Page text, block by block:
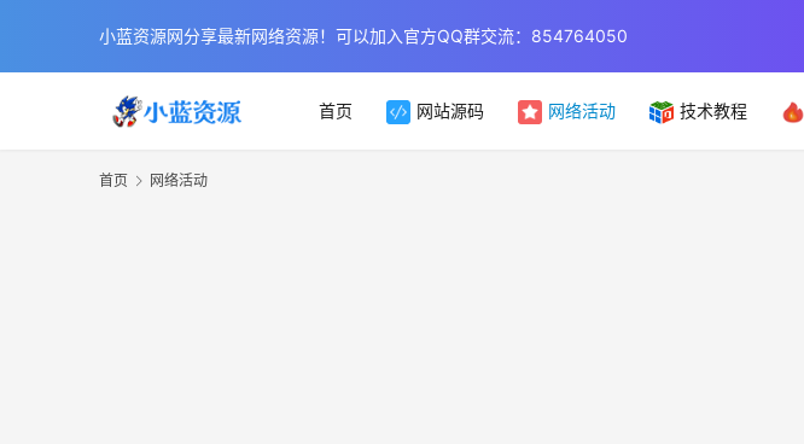
小蓝资源网分享最新网络资源！可以加入官方QQ群交流：854764050
首页 网站源码 网络活动 技术教程
首页 网络活动